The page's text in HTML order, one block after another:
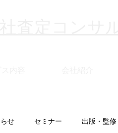
せ セミナー 出版・監修